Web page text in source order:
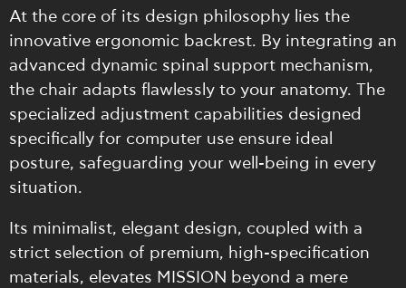
At the core of its design philosophy lies the
innovative ergonomic backrest. By integrating an
advanced dynamic spinal support mechanism,
the chair adapts flawlessly to your anatomy. The
specialized adjustment capabilities designed
specifically for computer use ensure ideal
posture, safeguarding your well-being in every
situation.
Its minimalist, elegant design, coupled with a
strict selection of premium, high-specification
materials, elevates MISSION beyond a mere